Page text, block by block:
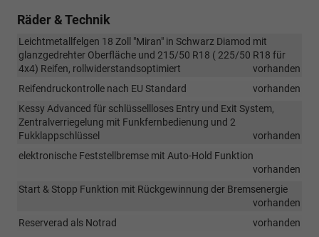
Räder & Technik
Leichtmetallfelgen 18 Zoll "Miran" in Schwarz Diamod mit
glanzgedrehter Oberfläche und 215/50 R18 ( 225/50 R18 für
4x4) Reifen, rollwiderstandsoptimiert
vorhanden
Reifendruckontrolle nach EU Standard
vorhanden
Kessy Advanced für schlüssellloses Entry und Exit System,
Zentralverriegelung mit Funkfernbedienung und 2
Fukklappschlüssel
vorhanden
elektronische Feststellbremse mit Auto-Hold Funktion
vorhanden
Start & Stopp Funktion mit Rückgewinnung der Bremsenergie
vorhanden
Reserverad als Notrad
vorhanden